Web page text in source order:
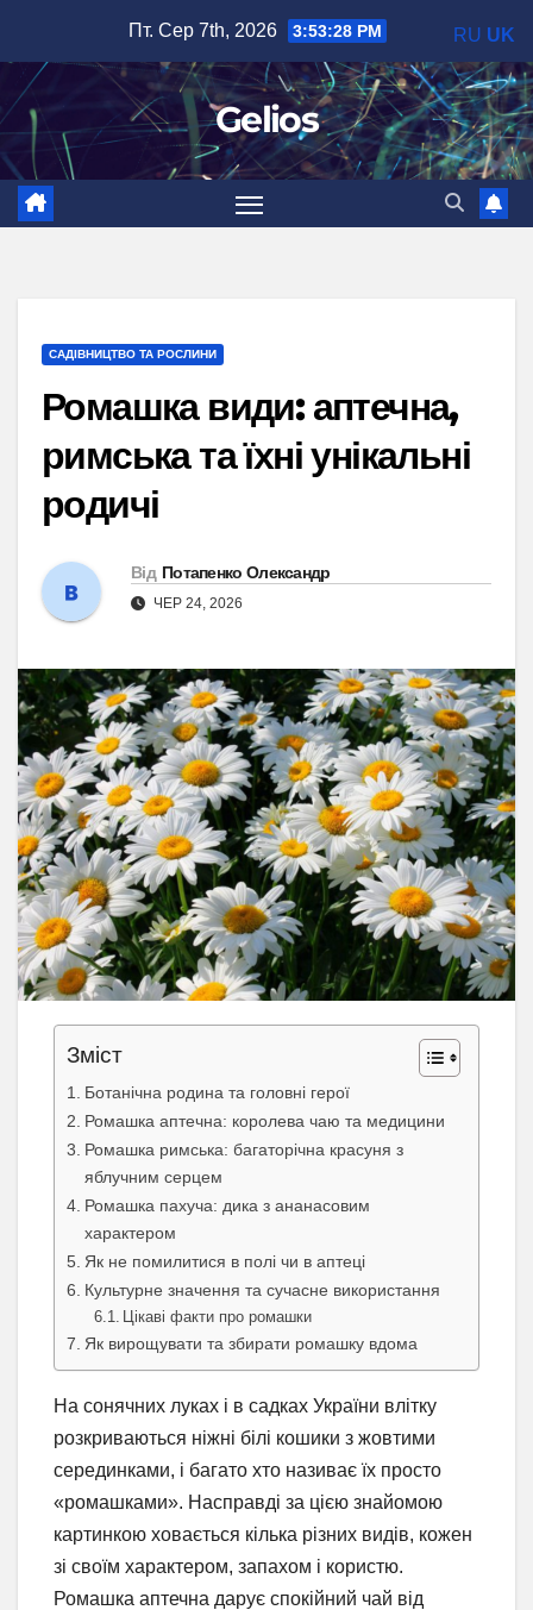
вмісту
Пт. Сер 7th, 2026 3:53:29 PM
Gelios
САДІВНИЦТВО ТА РОСЛИНИ
Ромашка види: аптечна,
римська та їхні унікальні
родичі
Від Потапенко Олександр
ЧЕР 24, 2026
Зміст
Ботанічна родина та головні герої
Ромашка аптечна: королева чаю та медицини
Ромашка римська: багаторічна красуня з
яблучним серцем
Ромашка пахуча: дика з ананасовим
характером
Як не помилитися в полі чи в аптеці
Культурне значення та сучасне використання
Цікаві факти про ромашки
Як вирощувати та збирати ромашку вдома
На сонячних луках і в садках України влітку
розкриваються ніжні білі кошики з жовтими
серединками, і багато хто називає їх просто
«ромашками». Насправді за цією знайомою
картинкою ховається кілька різних видів, кожен
зі своїм характером, запахом і користю.
Ромашка аптечна дарує спокійний чай від
RU UK